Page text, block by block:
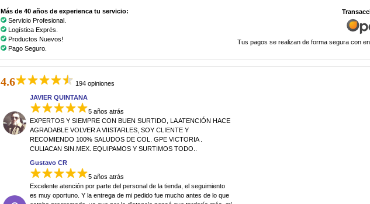
Más de 40 años de experienca tu servicio:
Servicio Profesional.
Logística Exprés.
Productos Nuevos!
Pago Seguro.
Tus pagos se realizan de forma segura con
4.6
194 opiniones
JAVIER QUINTANA
5 años atrás
EXPERTOS Y SIEMPRE CON BUEN SURTIDO, LA ATENCIÓN HACE
AGRADABLE VOLVER A VIISTARLES, SOY CLIENTE Y
RECOMIENDO 100% SALUDOS DE COL. GPE VICTORIA .
CULIACAN SIN.MEX. EQUIPAMOS Y SURTIMOS TODO..
Gustavo CR
5 años atrás
Excelente atención por parte del personal de la tienda, el seguimiento
es muy oportuno. Y la entrega de mi pedido fue mucho antes de lo que